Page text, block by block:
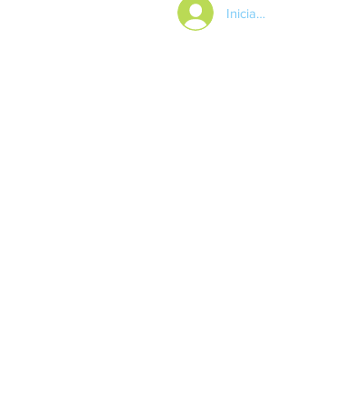
Iniciar/Registrarse